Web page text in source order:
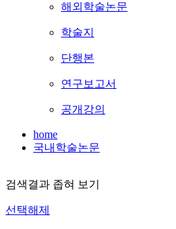
해외학술논문
학술지
단행본
연구보고서
공개강의
home
국내학술논문
검색결과 좁혀 보기
선택해제